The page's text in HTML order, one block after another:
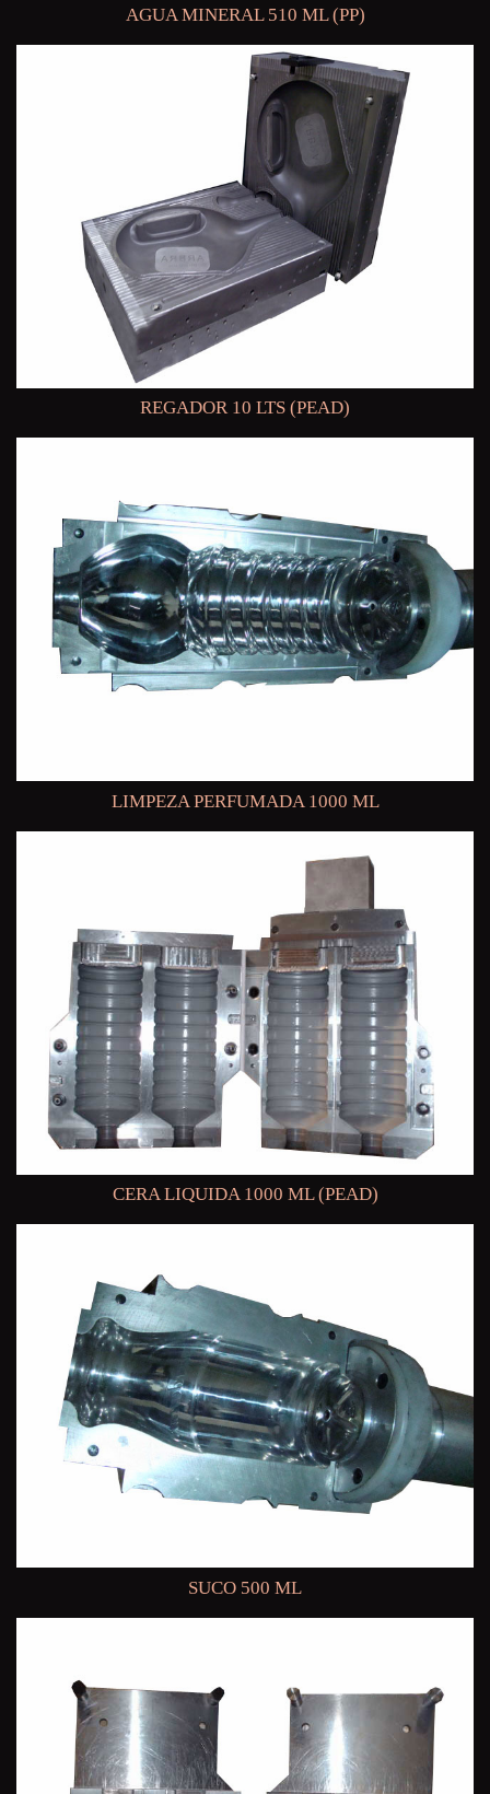
AGUA MINERAL 510 ML (PP)
REGADOR 10 LTS (PEAD)
LIMPEZA PERFUMADA 1000 ML
CERA LIQUIDA 1000 ML (PEAD)
SUCO 500 ML